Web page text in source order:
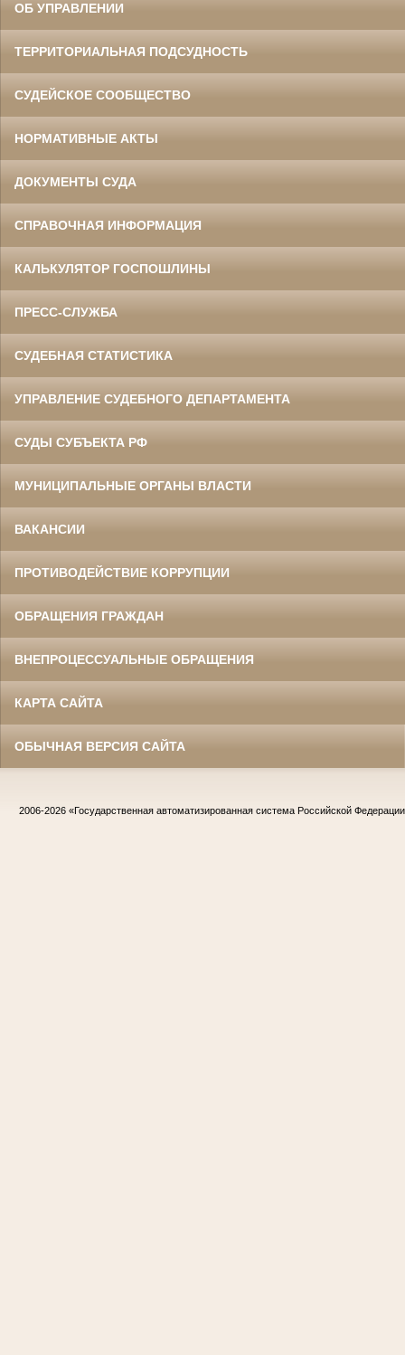
ОБ УПРАВЛЕНИИ
ТЕРРИТОРИАЛЬНАЯ ПОДСУДНОСТЬ
СУДЕЙСКОЕ СООБЩЕСТВО
НОРМАТИВНЫЕ АКТЫ
ДОКУМЕНТЫ СУДА
СПРАВОЧНАЯ ИНФОРМАЦИЯ
КАЛЬКУЛЯТОР ГОСПОШЛИНЫ
ПРЕСС-СЛУЖБА
СУДЕБНАЯ СТАТИСТИКА
УПРАВЛЕНИЕ СУДЕБНОГО ДЕПАРТАМЕНТА
СУДЫ СУБЪЕКТА РФ
МУНИЦИПАЛЬНЫЕ ОРГАНЫ ВЛАСТИ
ВАКАНСИИ
ПРОТИВОДЕЙСТВИЕ КОРРУПЦИИ
ОБРАЩЕНИЯ ГРАЖДАН
ВНЕПРОЦЕССУАЛЬНЫЕ ОБРАЩЕНИЯ
КАРТА САЙТА
ОБЫЧНАЯ ВЕРСИЯ САЙТА
2006-2026 «Государственная автоматизированная система Российской